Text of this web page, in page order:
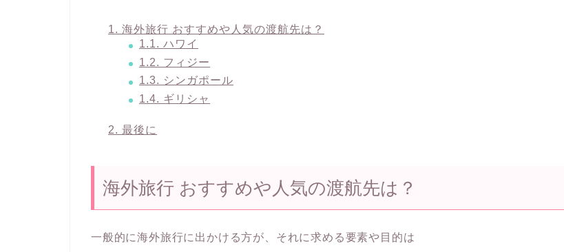
1. 海外旅行 おすすめや人気の渡航先は？
1.1. ハワイ
1.2. フィジー
1.3. シンガポール
1.4. ギリシャ
2. 最後に
海外旅行 おすすめや人気の渡航先は？
一般的に海外旅行に出かける方が、それに求める要素や目的は